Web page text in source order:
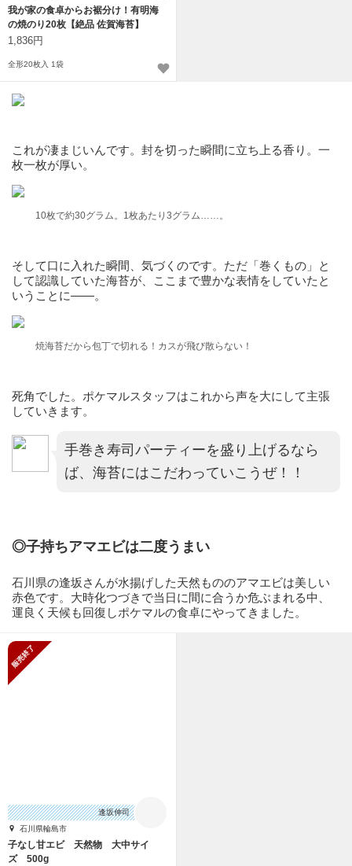
我が家の食卓からお裾分け！有明海
の焼のり20枚【絶品 佐賀海苔】
1,836円
全形20枚入 1袋
これが凄まじいんです。封を切った瞬間に立ち上る香り。一
枚一枚が厚い。
10枚で約30グラム。1枚あたり3グラム……。
そして口に入れた瞬間、気づくのです。ただ「巻くもの」と
して認識していた海苔が、ここまで豊かな表情をしていたと
いうことに——。
焼海苔だから包丁で切れる！カスが飛び散らない！
死角でした。ポケマルスタッフはこれから声を大にして主張
していきます。
手巻き寿司パーティーを盛り上げるなら
ば、海苔にはこだわっていこうぜ！！
◎子持ちアマエビは二度うまい
石川県の逢坂さんが水揚げした天然もののアマエビは美しい
赤色です。大時化つづきで当日に間に合うか危ぶまれる中、
運良く天候も回復しポケマルの食卓にやってきました。
逢坂伸司
石川県輪島市
子なし甘エビ 天然物 大中サイ
ズ 500g